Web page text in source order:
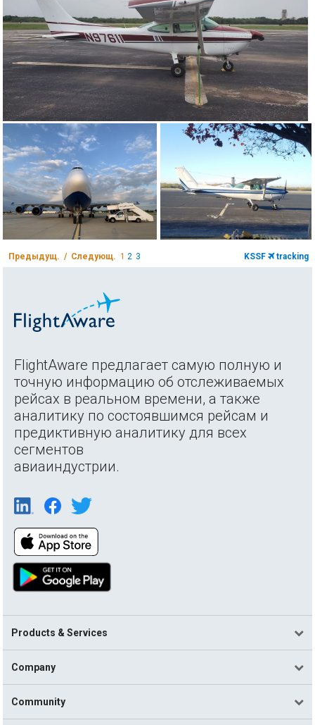
Предыдущ. / Следующ. 1 2 3 KSSF tracking
FlightAware предлагает самую полную и
точную информацию об отслеживаемых
рейсах в реальном времени, а также
аналитику по состоявшимся рейсам и
предиктивную аналитику для всех
сегментов
авиаиндустрии.
Products & Services
Company
Community